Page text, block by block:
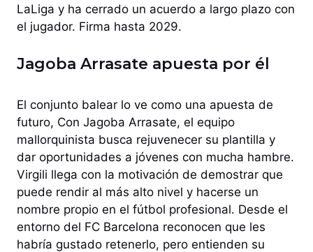
LaLiga y ha cerrado un acuerdo a largo plazo con
el jugador. Firma hasta 2029.
Jagoba Arrasate apuesta por él
El conjunto balear lo ve como una apuesta de
futuro, Con Jagoba Arrasate, el equipo
mallorquinista busca rejuvenecer su plantilla y
dar oportunidades a jóvenes con mucha hambre.
Virgili llega con la motivación de demostrar que
puede rendir al más alto nivel y hacerse un
nombre propio en el fútbol profesional. Desde el
entorno del FC Barcelona reconocen que les
habría gustado retenerlo, pero entienden su